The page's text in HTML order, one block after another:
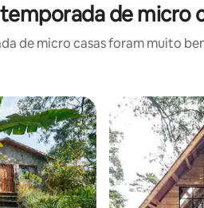
de micro
de micro casas foram muito